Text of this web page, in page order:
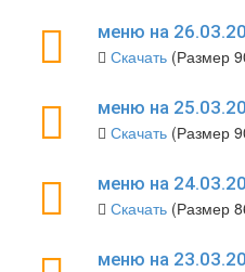
меню на
Скачать(Размер
меню на
Скачать(Размер
меню на
Скачать(Размер
меню на